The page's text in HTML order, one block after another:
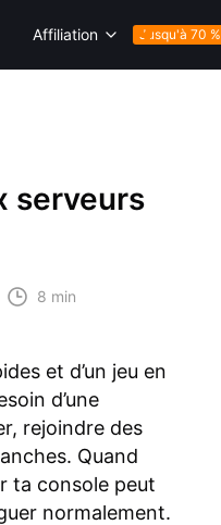
Affiliation Jusqu'à 70 %
serveurs
8 min
et d’un jeu en
d’une
rejoindre des
Quand
ta console peut
normalement.